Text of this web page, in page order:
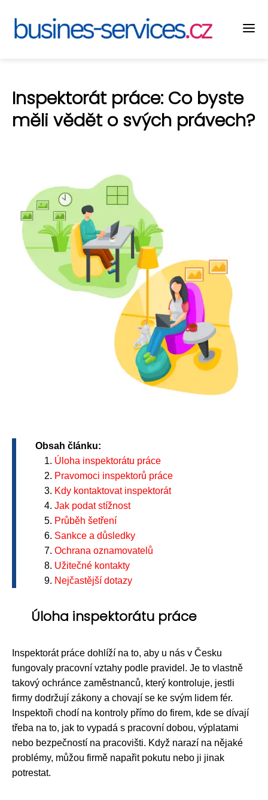
Inspektorát práce: Co byste
měli vědět o svých právech?
Obsah článku:
Úloha inspektorátu práce
Pravomoci inspektorů práce
Kdy kontaktovat inspektorát
Jak podat stížnost
Průběh šetření
Sankce a důsledky
Ochrana oznamovatelů
Užitečné kontakty
Nejčastější dotazy
Úloha inspektorátu práce
Inspektorát práce dohlíží na to, aby u nás v Česku
fungovaly pracovní vztahy podle pravidel. Je to vlastně
takový ochránce zaměstnanců, který kontroluje, jestli
firmy dodržují zákony a chovají se ke svým lidem fér.
Inspektoři chodí na kontroly přímo do firem, kde se dívají
třeba na to, jak to vypadá s pracovní dobou, výplatami
nebo bezpečností na pracovišti. Když narazí na nějaké
problémy, můžou firmě napařit pokutu nebo ji jinak
potrestat.